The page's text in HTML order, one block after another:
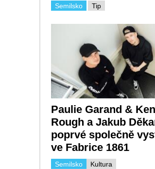
Semilsko Tip
Paulie Garand &
Rough a Jakub
poprvé společně
ve Fabrice 1861
Kultura
Semilsko